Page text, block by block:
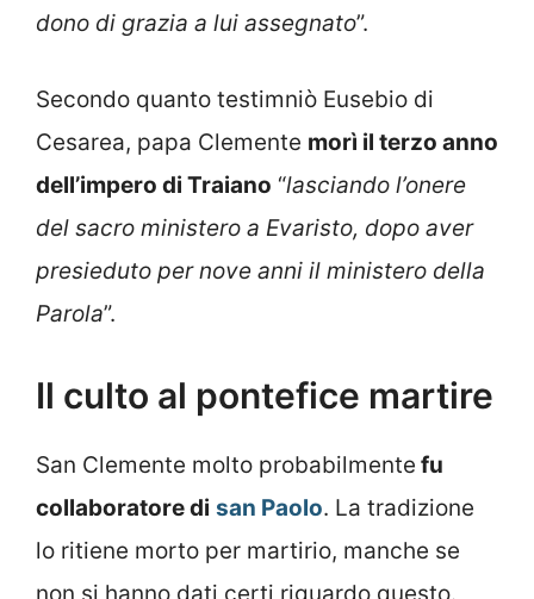
dono di grazia a lui assegnato”.
Secondo quanto testimniò Eusebio di
Cesarea, papa Clemente morì il terzo anno
dell’impero di Traiano “lasciando l’onere
del sacro ministero a Evaristo, dopo aver
presieduto per nove anni il ministero della
Parola”.
Il culto al pontefice martire
San Clemente molto probabilmente fu
collaboratore di san Paolo. La tradizione
lo ritiene morto per martirio, manche se